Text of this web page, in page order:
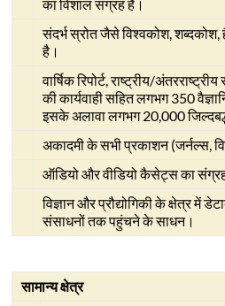
का विशाल संग्रह है।
संदर्भ स्रोत जैसे विश्वकोश,
है।
वार्षिक रिपोर्ट, राष्ट्रीय/
की कार्यवाही सहित लगभग 350
इसके अलावा लगभग 20,000
अकादमी के सभी प्रकाशन (जर्नल्स,
ऑडियो और वीडियो कैसेट्स का
विज्ञान और प्रौद्योगिकी के क्षेत्र में
संसाधनों तक पहुंचने के साधन।
सामान्य क्षेत्र